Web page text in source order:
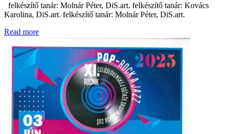
felkészítő tanár: Molnár Péter, DiS.art. felkészítő tanár: Kovács
Karolina, DiS.art. felkészítő tanár: Molnár Péter, DiS.art.
Read more